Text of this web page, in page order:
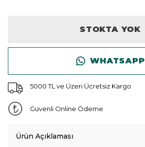
STOKTA YOK
WHATSAPP
5000 TL ve Üzeri Ücretsiz Kargo
Güvenli Online Ödeme
Ürün Açıklaması